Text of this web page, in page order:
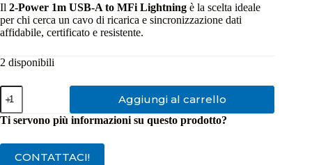
Il 2-Power 1m USB-A to MFi Lightning è la scelta ideale
per chi cerca un cavo di ricarica e sincronizzazione dati
affidabile, certificato e resistente.
2 disponibili
Cavo
Apple
2-
Power
A
Aggiungi al carrello
Ti servono più informazioni su questo prodotto?
CONTATTACI!